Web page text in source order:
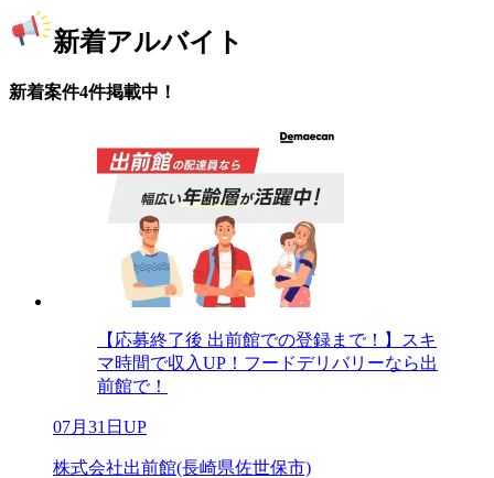
新着アルバイト
新着案件4件掲載中！
【応募終了後 出前館での登録まで！】スキ
マ時間で収入UP！フードデリバリーなら出
前館で！
07月31日UP
株式会社出前館(長崎県佐世保市)